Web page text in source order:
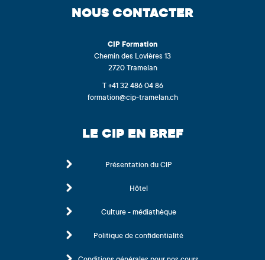
NOUS CONTACTER
CIP Formation
Chemin des Lovières 13
2720 Tramelan
T +41 32 486 04 86
formation@cip-tramelan.ch
LE CIP EN BREF
Présentation du CIP
Hôtel
Culture - médiathèque
Politique de confidentialité